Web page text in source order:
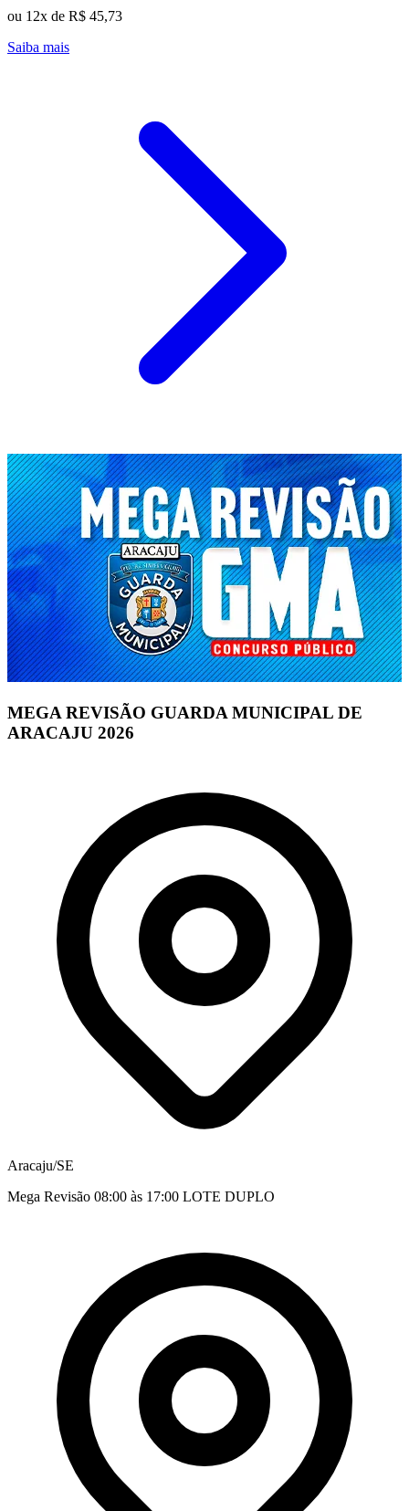
ou 12x de R$ 45,73
Saiba mais
MEGA REVISÃO GUARDA MUNICIPAL DE
ARACAJU 2026
Aracaju/SE
Mega Revisão 08:00 às 17:00 LOTE DUPLO